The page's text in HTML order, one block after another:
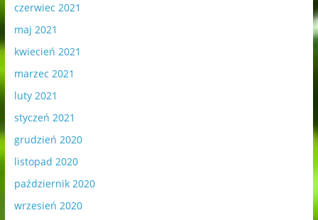
czerwiec 2021
maj 2021
kwiecień 2021
marzec 2021
luty 2021
styczeń 2021
grudzień 2020
listopad 2020
październik 2020
wrzesień 2020